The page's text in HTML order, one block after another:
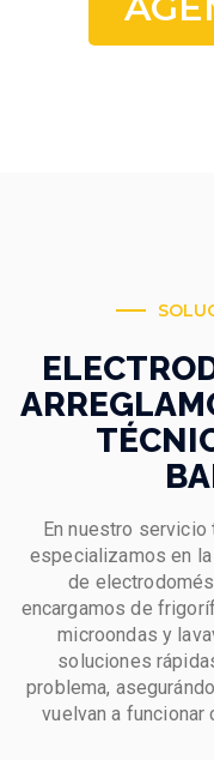
En nuestro servicio
especializamos en
de
encargamos de
microondas y
soluciones
problema,
vuelvan a